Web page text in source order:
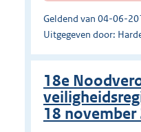
Geldend van 04-06-
Uitgegeven door:
18e
18 november